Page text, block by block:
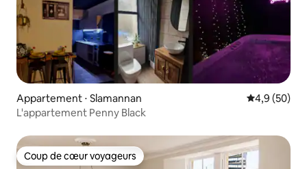
Appartement ⋅ Slamannan Évaluation
4,9 (50)
L'appartement Penny Black
Coup de cœur voyageurs
Coup de cœur voyageurs